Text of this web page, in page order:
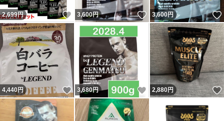
2,699円 いいね！
3,600円 いいね！
3,600円
4,440円 いいね！
3,680円 いいね！
2,880円